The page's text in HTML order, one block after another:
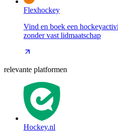
Flexhockey
Vind en boek een
zonder vast lidmaatschap
relevante platformen
Hockey.nl